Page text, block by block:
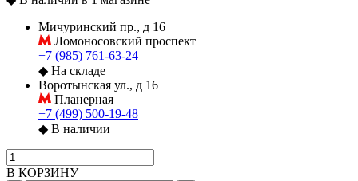
Мичуринский пр., д 16
Ломоносовский проспект
+7 (985) 761-63-24
◆ На складе
Воротынская ул., д 16
Планерная
+7 (499) 500-19-48
◆ В наличии
В КОРЗИНУ